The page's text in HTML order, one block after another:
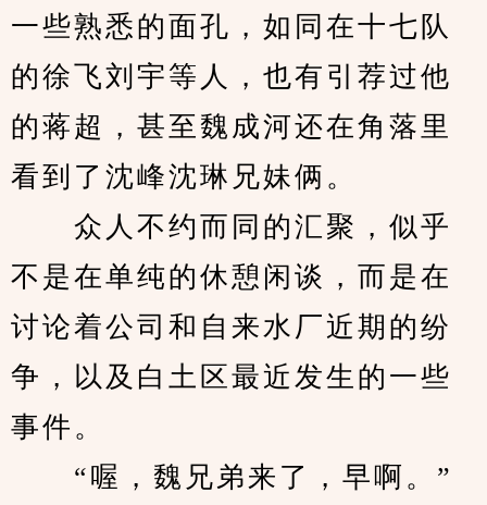
一些熟悉的面孔，如同在十七队
的徐飞刘宇等人，也有引荐过他
的蒋超，甚至魏成河还在角落里
看到了沈峰沈琳兄妹俩。
众人不约而同的汇聚，似乎
不是在单纯的休憩闲谈，而是在
讨论着公司和自来水厂近期的纷
争，以及白土区最近发生的一些
事件。
“喔，魏兄弟来了，早啊。”